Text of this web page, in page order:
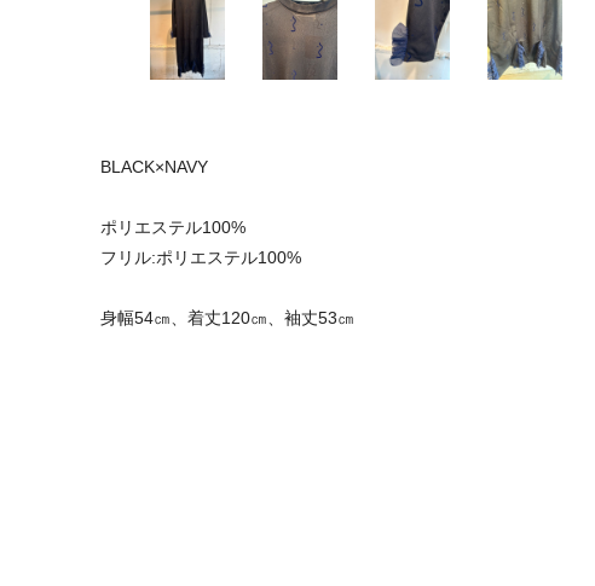
BLACK×NAVY
ポリエステル100%
フリル:ポリエステル100%
身幅54㎝、着丈120㎝、袖丈53㎝